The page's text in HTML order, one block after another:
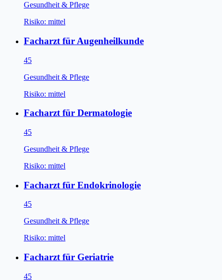
Gesundheit & Pflege
Risiko: mittel
Facharzt für Augenheilkunde
45
Gesundheit & Pflege
Risiko: mittel
Facharzt für Dermatologie
45
Gesundheit & Pflege
Risiko: mittel
Facharzt für Endokrinologie
45
Gesundheit & Pflege
Risiko: mittel
Facharzt für Geriatrie
45